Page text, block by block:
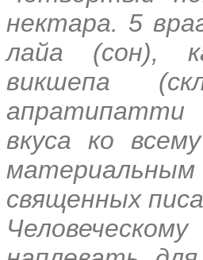
нектара. 5
лайа (сон),
викшепа
апратипатти
вкуса ко
священных